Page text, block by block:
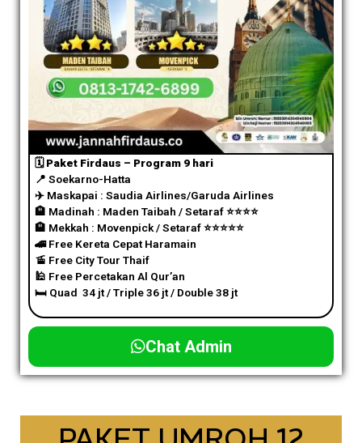
🗓️ Paket Firdaus – Program 9 hari
📍 Soekarno-Hatta
✈️ Maskapai : Saudia Airlines/Garuda Airlines
🏨 Madinah : Maden Taibah / Setaraf⭐️⭐️⭐️⭐️
🏨 Mekkah : Movenpick / Setaraf⭐️⭐️⭐️⭐️⭐️
🚄 Free Kereta Cepat Haramain
🚡 Free City Tour Thaif
🕌 Free Percetakan Al Qur’an
🛏️ Quad 34 jt / Triple 36 jt / Double 38 jt
Chat Admin